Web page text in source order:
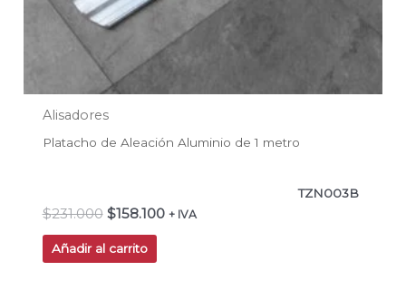
Alisadores
Platacho de Aleación Aluminio de 1 metro
TZN003B
$231.000 $158.100 + IVA
Añadir al carrito